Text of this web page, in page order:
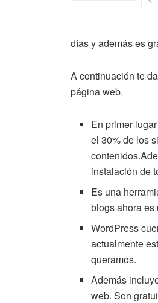
días y además es
A continuación te
página web.
En primer
el 30% de los
instalación de
Es una
blogs ahora es
WordPress
actualmente
queramos.
Además
web. Son